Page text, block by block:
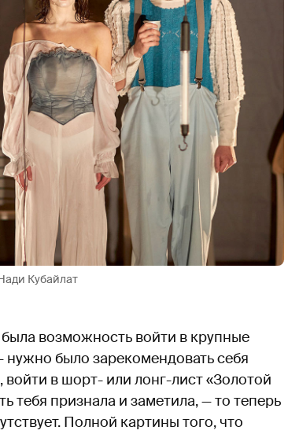
Кубайлат
возможность войти в крупные
нужно было зарекомендовать себя
в шорт- или лонг-лист «Золотой
тебя признала и заметила, — то теперь
Полной картины того, что